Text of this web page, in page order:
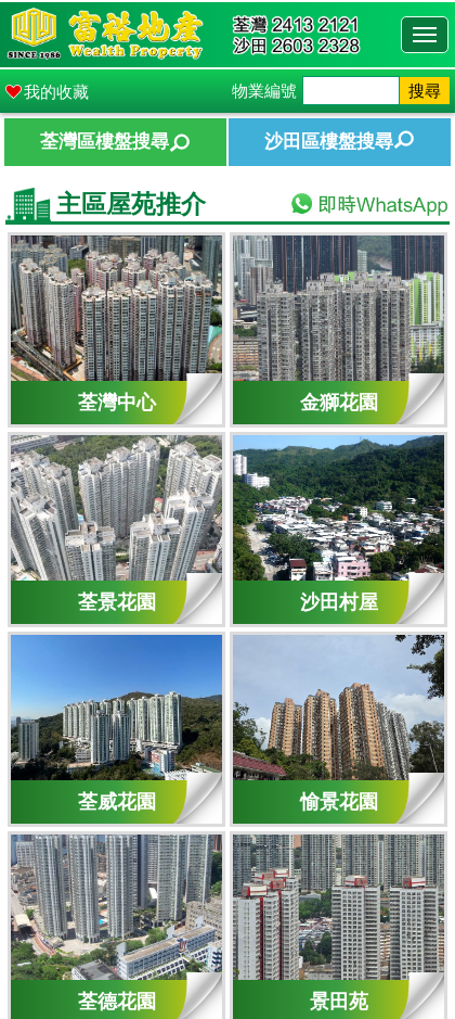
我的收藏 物業編號 搜尋
荃灣區樓盤搜尋 沙田區樓盤搜尋
主區屋苑推介
荃灣中心
荃景花園
荃威花園
荃德花園
金獅花園
沙田村屋
愉景花園
景田苑